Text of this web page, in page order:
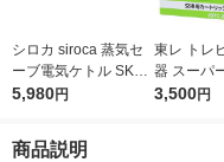
シロカ siroca 蒸気セ
ーブ電気ケトル SKー
A151H 1台
5,980円
東レ トレ
器 スーパ
交換用 カ
3,500円
商品説明